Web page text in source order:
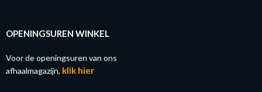
OPENINGSUREN WINKEL
Voor de openingsuren van ons
afhaalmagazijn, klik hier